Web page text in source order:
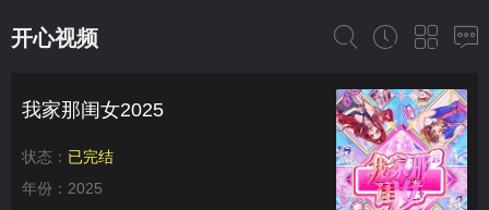
开心视频
我家那闺女2025
状态： 已完结
年份： 2025